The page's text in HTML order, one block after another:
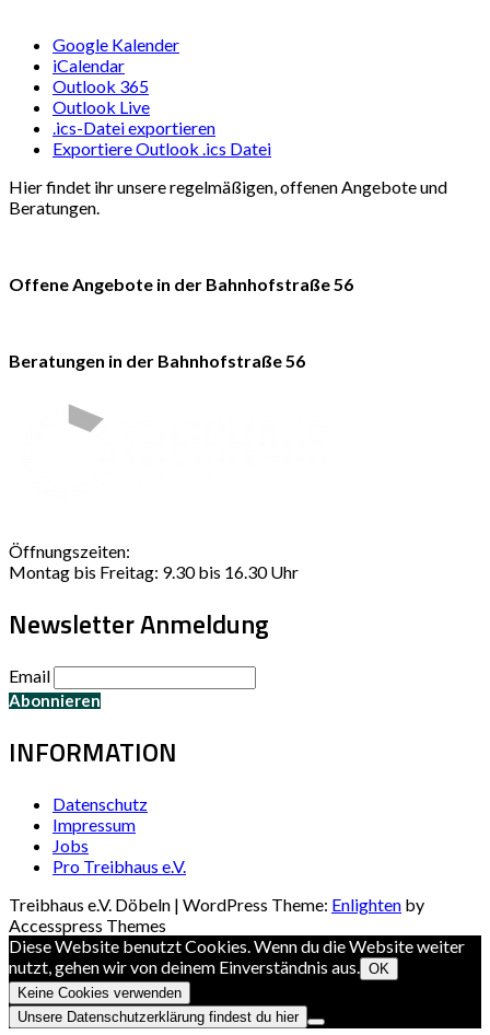
Google Kalender
iCalendar
Outlook 365
Outlook Live
.ics-Datei exportieren
Exportiere Outlook .ics Datei
Hier findet ihr unsere regelmäßigen, offenen Angebote und
Beratungen.
Offene Angebote in der Bahnhofstraße 56
Beratungen in der Bahnhofstraße 56
Öffnungszeiten:
Montag bis Freitag: 9.30 bis 16.30 Uhr
Newsletter Anmeldung
Email
INFORMATION
Datenschutz
Impressum
Jobs
Pro Treibhaus e.V.
Treibhaus e.V. Döbeln | WordPress Theme: Enlighten by
Accesspress Themes
Diese Website benutzt Cookies. Wenn du die Website weiter
nutzt, gehen wir von deinem Einverständnis aus.
OK
Keine Cookies verwenden
Unsere Datenschutzerklärung findest du hier